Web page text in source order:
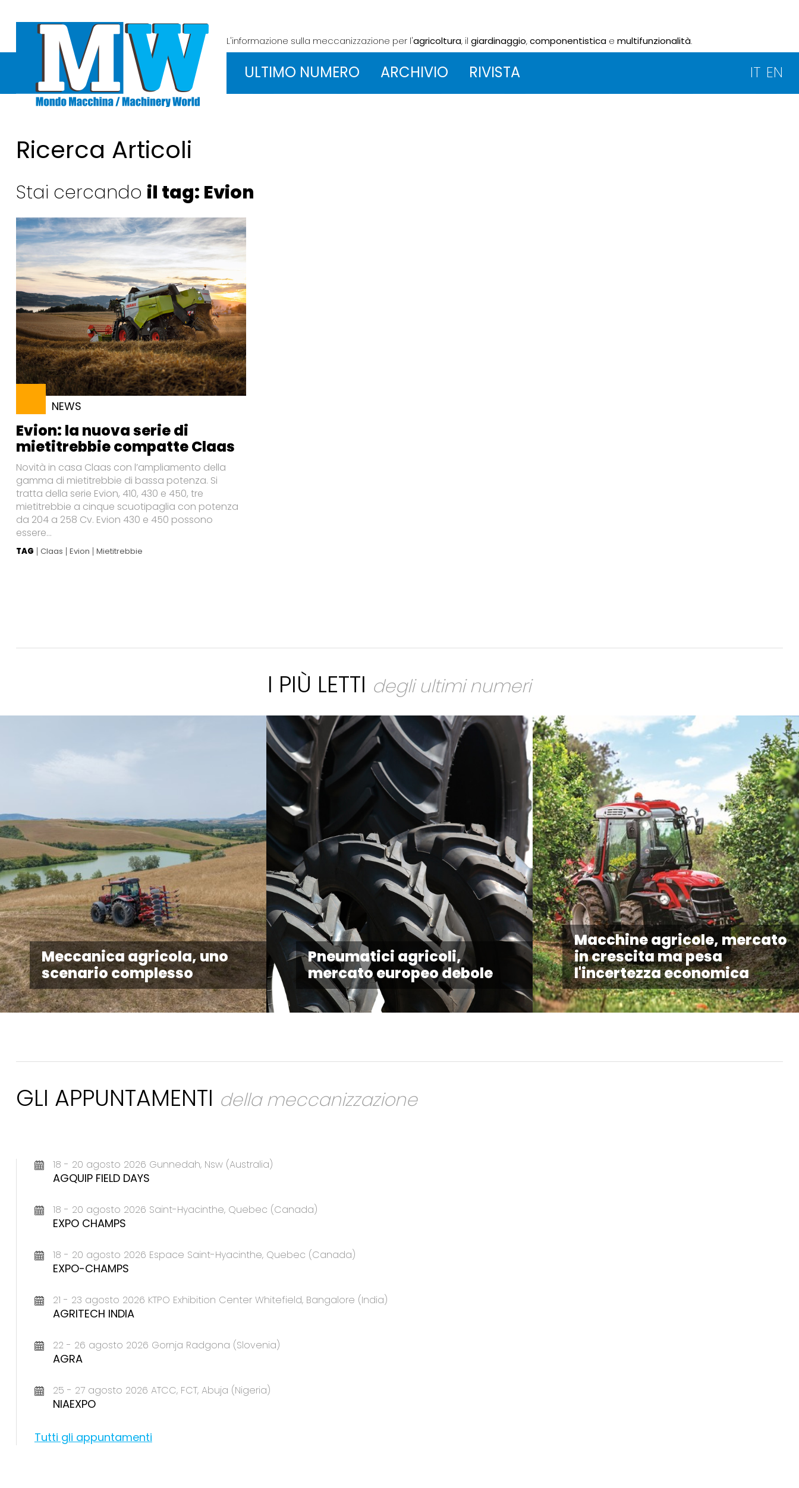
L'informazione sulla meccanizzazione per l'agricoltura, il giardinaggio,componentisticae multifunzionalità.
ULTIMO NUMERO ARCHIVIO RIVISTA IT EN
Ricerca Articoli
Stai cercando il tag: Evion
NEWS
Evion: la nuova serie di
mietitrebbie compatte Claas
Novità in casa Claas con l’ampliamento della
gamma di mietitrebbie di bassa potenza. Si
tratta della serie Evion, 410, 430 e 450, tre
mietitrebbie a cinque scuotipaglia con potenza
da 204 a 258 Cv. Evion 430 e 450 possono
essere...
TAG Claas Evion Mietitrebbie
I PIÙ LETTI degli ultimi numeri
Meccanica agricola, uno
scenario complesso
Pneumatici agricoli,
mercato europeo debole
Macchine agricole, mercato
in crescita ma pesa
l'incertezza economica
GLI APPUNTAMENTI della meccanizzazione
18 - 20 agosto 2026 Gunnedah, Nsw (Australia)
AGQUIP FIELD DAYS
18 - 20 agosto 2026 Saint-Hyacinthe, Quebec (Canada)
EXPO CHAMPS
18 - 20 agosto 2026 Espace Saint-Hyacinthe, Quebec (Canada)
EXPO-CHAMPS
21 - 23 agosto 2026 KTPO Exhibition Center Whitefield, Bangalore (India)
AGRITECH INDIA
22 - 26 agosto 2026 Gornja Radgona (Slovenia)
AGRA
25 - 27 agosto 2026 ATCC, FCT, Abuja (Nigeria)
NIAEXPO
Tutti gli appuntamenti